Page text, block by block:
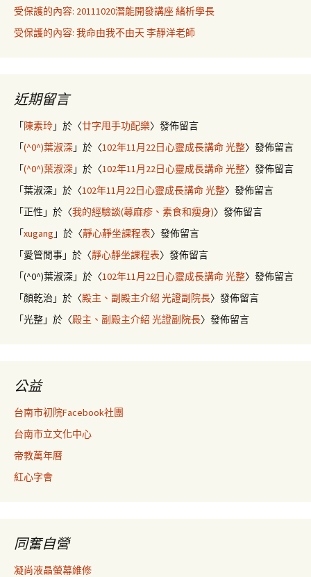
受保護的內容: 20111020潛能開發講座 緒析學長
受保護的內容: 我命由我不由天 李靜洋老師
近期留言
「陳素玲」於〈廿字甩手功配樂〉發佈留言
「(^0^)葉淑深」於〈102年11月22日心靈成長講命 光整〉發佈留言
「(^0^)葉淑深」於〈102年11月22日心靈成長講命 光整〉發佈留言
「葉淑深」於〈102年11月22日心靈成長講命 光整〉發佈留言
「正性 」於〈我的經驗談(蕁麻疹、素食和瘦身)〉發佈留言
「xugang 」於〈靜心靜坐課程表〉發佈留言
「愛管閒事」於〈靜心靜坐課程表〉發佈留言
「(^0^)葉淑深」於〈102年11月22日心靈成長講命 光整〉發佈留言
「顏乾治 」於〈殿主、副殿主介紹 光證副院長〉發佈留言
「光整」於〈殿主、副殿主介紹 光證副院長〉發佈留言
公益
台南市初院Facebook社團
台南市立文化中心
帝教萬年曆
紅心字會
同奮自營
凝尚液晶螢幕維修